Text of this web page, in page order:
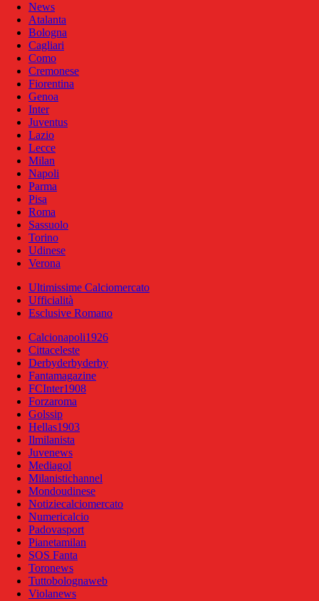
News
Atalanta
Bologna
Cagliari
Como
Cremonese
Fiorentina
Genoa
Inter
Juventus
Lazio
Lecce
Milan
Napoli
Parma
Pisa
Roma
Sassuolo
Torino
Udinese
Verona
Ultimissime Calciomercato
Ufficialità
Esclusive Romano
Calcionapoli1926
Cittaceleste
Derbyderbyderby
Fantamagazine
FCInter1908
Forzaroma
Golssip
Hellas1903
Ilmilanista
Juvenews
Mediagol
Milanistichannel
Mondoudinese
Notiziecalciomercato
Numericalcio
Padovasport
Pianetamilan
SOS Fanta
Toronews
Tuttobolognaweb
Violanews